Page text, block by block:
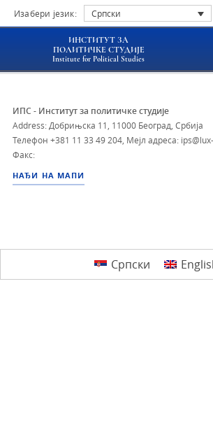
Изабери језик: Српски
ИНСТИТУТ ЗА
ПОЛИТИЧКЕ СТУДИЈЕ
Institute for Political Studies
ИПС - Институт за политичке студије
Address: Добрињска 11, 11000 Београд, Србија
Телефон +381 11 33 49 204 Мејл адреса:
Факс:
НАЂИ НА МАПИ
Српски